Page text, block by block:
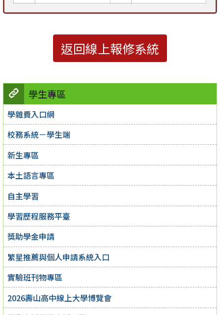
學生專區
學雜費入口網
校務系統－學生端
新生專區
本土語言專區
自主學習
學習歷程服務平臺
獎助學金申請
繁星推薦與個人申請系統入口
實驗班刊物專區
2026壽山高中線上大學博覽會
返回線上報修系統